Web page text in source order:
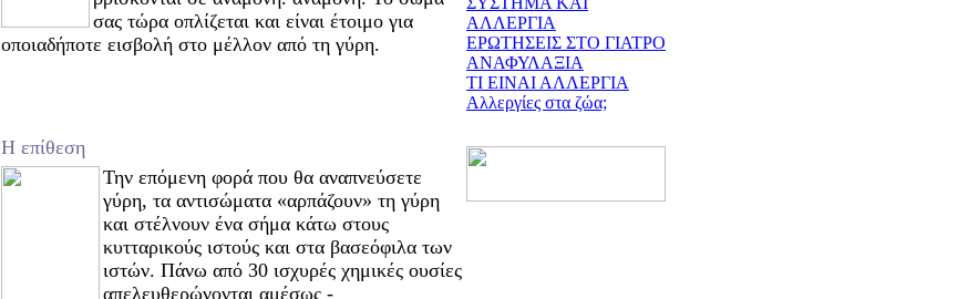
σας τώρα οπλίζεται και είναι έτοιμο για
οποιαδήποτε εισβολή στο μέλλον από τη γύρη.
Η επίθεση
Την επόμενη φορά που θα αναπνεύσετε
γύρη, τα αντισώματα «αρπάζουν» τη γύρη
και στέλνουν ένα σήμα κάτω στους
κυτταρικούς ιστούς και στα βασεόφιλα των
ιστών. Πάνω από 30 ισχυρές χημικές ουσίες
απελευθερώνονται αμέσως -
ΑΛΛΕΡΓΙΑ
ΕΡΩΤΗΣΕΙΣ ΣΤΟ ΓΙΑΤΡΟ
ΑΝΑΦΥΛΑΞΙΑ
ΤΙ ΕΙΝΑΙ ΑΛΛΕΡΓΙΑ
Αλλεργίες στα ζώα;